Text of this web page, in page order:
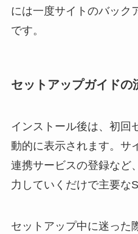
には一度サイトのバック
です。
セットアップガイドの
インストール後は、初回
動的に表示されます。サ
連携サービスの登録など
力していくだけで主要な
セットアップ中に迷った